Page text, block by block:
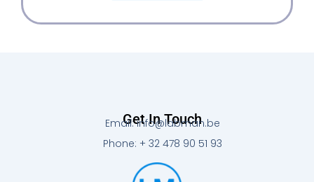
Get In Touch
Email: info@labman.be
Phone: + 32 478 90 51 93